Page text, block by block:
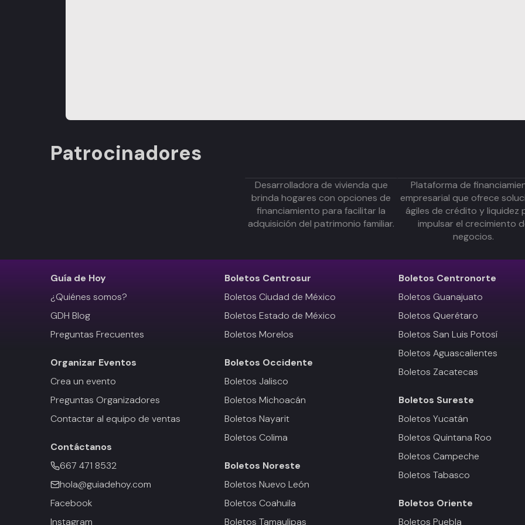
Patrocinadores
Desarrolladora de vivienda que
brinda hogares con opciones de
financiamiento para facilitar la
adquisición del patrimonio familiar.
Plataforma de
empresarial que ofrece
ágiles de crédito y liquidez
impulsar el crecimiento
negocios.
Guía de Hoy
¿Quiénes somos?
GDH Blog
Preguntas Frecuentes
Organizar Eventos
Crea un evento
Preguntas Organizadores
Contactar al equipo de ventas
Contáctanos
667 471 8532
hola@guiadehoy.com
Facebook
Instagram
Boletos Centrosur
Boletos Ciudad de México
Boletos Estado de México
Boletos Morelos
Boletos Occidente
Boletos Jalisco
Boletos Michoacán
Boletos Nayarit
Boletos Colima
Boletos Noreste
Boletos Nuevo León
Boletos Coahuila
Boletos Tamaulipas
Boletos Centronorte
Boletos Guanajuato
Boletos Querétaro
Boletos San Luis Potosí
Boletos Aguascalientes
Boletos Zacatecas
Boletos Sureste
Boletos Yucatán
Boletos Quintana Roo
Boletos Campeche
Boletos Tabasco
Boletos Oriente
Boletos Puebla